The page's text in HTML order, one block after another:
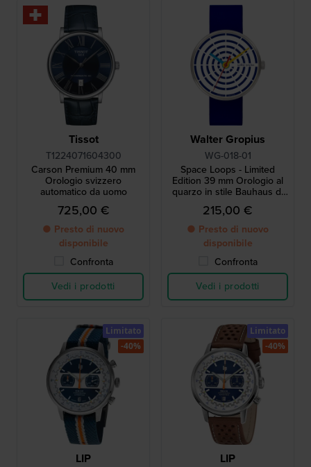
Tissot
T1224071604300
Carson Premium 40 mm
Orologio svizzero
automatico da uomo
725,00 €
● Presto di nuovo
disponibile
Confronta
Vedi i prodotti
Walter Gropius
WG-018-01
Space Loops - Limited
Edition 39 mm Orologio al
quarzo in stile Bauhaus di
fabbricazione tedesca
215,00 €
● Presto di nuovo
disponibile
Confronta
Vedi i prodotti
LIP
Limitato
-40%
LIP
Limitato
-40%